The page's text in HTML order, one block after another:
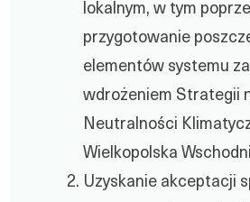
lokalnym, w tym
przygotowanie
elementów systemu
wdrożeniem Strategii
Neutralności
Wielkopolska
Uzyskanie akceptacji